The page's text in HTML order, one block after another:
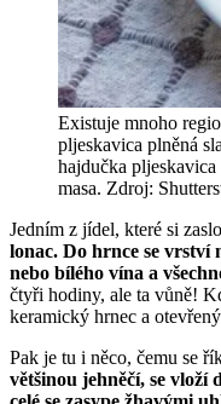
Existuje mnoho
pljeskavica plněná
hajdučka
masa. Zdroj:
Jedním z jídel, které si
lonac. Do hrnce se vrství
nebo bílého vína a
čtyři hodiny, ale ta vůně!
keramický hrnec a
Pak je tu i něco, čemu se
většinou jehněčí, se vloží